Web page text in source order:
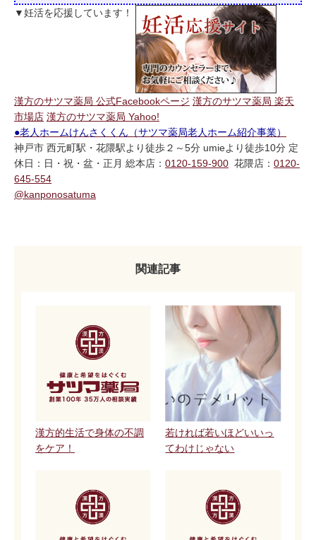
▼妊活を応援しています！
漢方のサツマ薬局 公式Facebookページ 漢方のサツマ薬局 楽天
市場店 漢方のサツマ薬局 Yahoo!
●老人ホームけんさくくん（サツマ薬局老人ホーム紹介事業）
神戸市 西元町駅・花隈駅より徒歩２～5分 umieより徒歩10分 定
休日：日・祝・盆・正月 総本店： 0120-159-900 花隈店： 0120-
645-554
@kanponosatuma
関連記事
漢方的生活で身体の不調
をケア！
若ければ若いほどいいっ
てわけじゃない